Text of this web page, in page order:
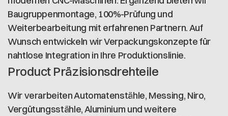
Baugruppenmontage, 100%-Prüfung und
Weiterbearbeitung mit erfahrenen Partnern. Auf
Wunsch entwickeln wir Verpackungskonzepte für
nahtlose Integration in Ihre Produktionslinie.
Product Präzisionsdrehteile
Wir verarbeiten Automatenstähle, Messing, Niro,
Vergütungsstähle, Aluminium und weitere